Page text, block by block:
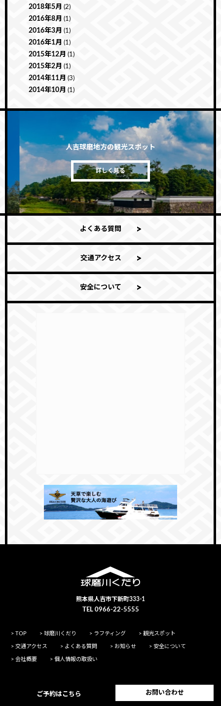
お問い合わせ
ご予約はこちら
2018年5月 (2)
2016年8月 (1)
2016年3月 (1)
2016年1月 (1)
2015年12月 (1)
2015年2月 (1)
2014年11月 (3)
2014年10月 (1)
人吉球磨地方の観光スポット
詳しく見る
よくある質問
交通アクセス
安全について
熊本県人吉市下新町333-1
TEL 0966-22-5555
> TOP > 球磨川くだり > ラフティング > 観光スポット
> 交通アクセス > よくある質問 > お知らせ > 安全について
> 会社概要 > 個人情報の取扱い